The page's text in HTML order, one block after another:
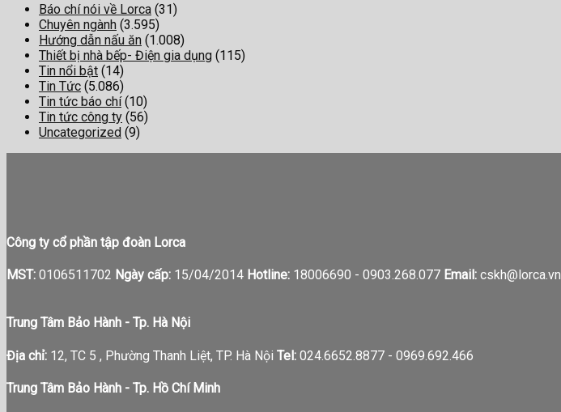
Báo chí nói về Lorca (31)
Chuyên ngành (3.595)
Hướng dẫn nấu ăn (1.008)
Thiết bị nhà bếp- Điện gia dụng (115)
Tin nổi bật (14)
Tin Tức (5.086)
Tin tức báo chí(10)
Tin tức công ty (56)
Uncategorized (9)
Công ty cổ phần tập đoàn Lorca
MST: 0106511702 Ngày cấp: 15/04/2014 Hotline: 18006690 - 0903.268.077 Email: cskh@lorca.vn
Trung Tâm Bảo Hành - Tp. Hà Nội
Địa chỉ: 12, TC 5 , Phường Thanh Liệt, TP. Hà Nội Tel: 024.6652.8877 - 0969.692.466
Trung Tâm Bảo Hành - Tp. Hồ Chí Minh